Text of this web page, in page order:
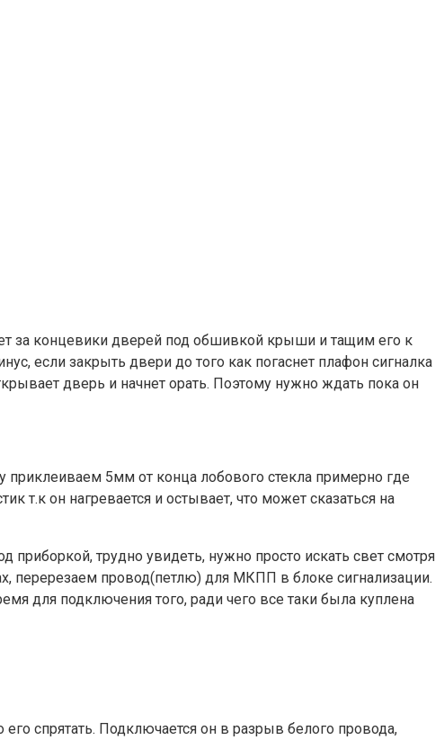
за концевики дверей под обшивкой крыши и тащим его к
если закрыть двери до того как погаснет плафон сигналка
дверь и начнет орать. Поэтому нужно ждать пока он
приклеиваем 5мм от конца лобового стекла примерно где
т.к он нагревается и остывает, что может сказаться на
трудно увидеть, нужно просто искать свет смотря
перерезаем провод(петлю) для МКПП в блоке сигнализации.
для подключения того, ради чего все таки была куплена
спрятать. Подключается он в разрыв белого провода,